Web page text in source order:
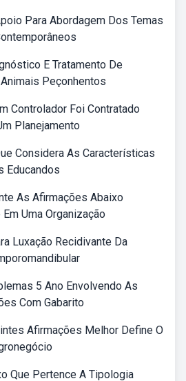
Para Abordagem Dos Temas
E Tratamento De
Peçonhentos
Controlador Foi Contratado
Planejamento
Considera As Características
Educandos
As Afirmações Abaixo
Uma Organização
Luxação Recidivante Da
5 Ano Envolvendo As
Com Gabarito
Afirmações Melhor Define O
Que Pertence A Tipologia